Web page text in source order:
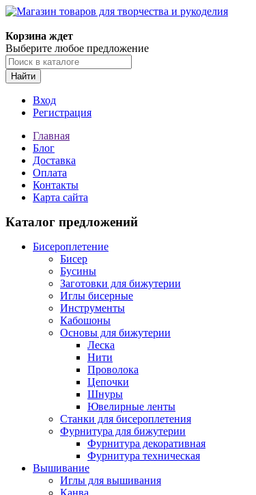
Корзина ждет
Выберите любое предложение
Найти
Вход
Регистрация
Главная
Блог
Доставка
Оплата
Контакты
Карта сайта
Каталог предложений
Бисероплетение
Бисер
Бусины
Заготовки для бижутерии
Иглы бисерные
Инструменты
Кабошоны
Основы для бижутерии
Леска
Нити
Проволока
Цепочки
Шнуры
Ювелирные ленты
Станки для бисероплетения
Фурнитура для бижутерии
Фурнитура декоративная
Фурнитура техническая
Вышивание
Иглы для вышивания
Канва